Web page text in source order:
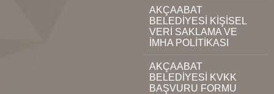
AKÇAABAT
BELEDİYESİ KİŞİSEL
VERİ SAKLAMA VE
İMHA POLİTİKASI
AKÇAABAT
BELEDİYESİ KVKK
BAŞVURU FORMU